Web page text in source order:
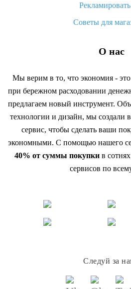
Советы для
О нас
Мы верим в то, что экономия -
при бережном расходовании
предлагаем новый инструмент.
технологии и дизайн, мы создали
сервис, чтобы сделать ваши
экономными. С помощью нашего
40% от суммы покупкив
сервисов по
Следуй за